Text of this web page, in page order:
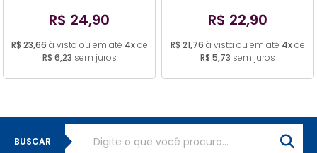
R$ 24,90
R$ 23,66 à vista ou em até 4xde
R$ 6,23 sem juros
R$ 22,90
R$ 21,76 à vista ou em até 4xde
R$ 5,73 sem juros
BUSCAR